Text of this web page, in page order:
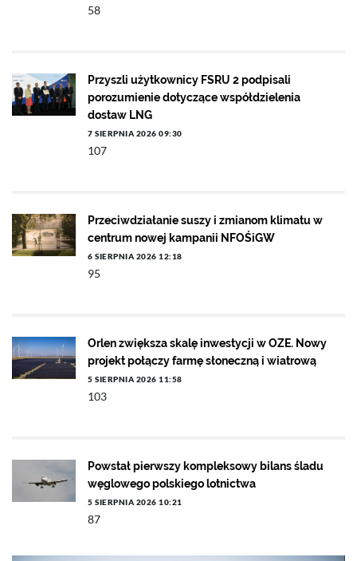
58
Przyszli użytkownicy FSRU 2 podpisali
porozumienie dotyczące współdzielenia
dostaw LNG
7 SIERPNIA 2026 09:30
107
Przeciwdziałanie suszy i zmianom klimatu w
centrum nowej kampanii NFOŚiGW
6 SIERPNIA 2026 12:18
95
Orlen zwiększa skalę inwestycji w OZE. Nowy
projekt połączy farmę słoneczną i wiatrową
5 SIERPNIA 2026 11:58
103
Powstał pierwszy kompleksowy bilans śladu
węglowego polskiego lotnictwa
5 SIERPNIA 2026 10:21
87